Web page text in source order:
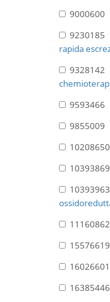
9000600
9230185
rapida
9328142
9593466
9855009
10208650
10393869
10393963
11160862
15576619
16026601
16385446